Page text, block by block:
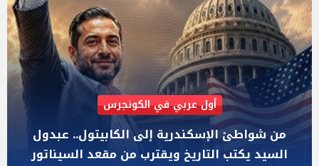
AIPAC رصدت 30 مليون دولار لإضعافه
"عبد الرحمن السيد" المصري الذى يواجه "هايلي
ستيفنز" وإيباك الاسرائيلية بإنتخابات ميشيجان